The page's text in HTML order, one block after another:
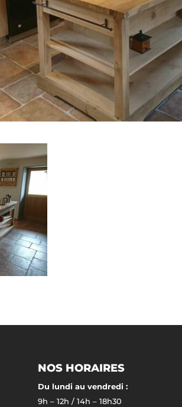
NOS HORAIRES
Du lundi au vendredi :
9h – 12h / 14h – 18h30